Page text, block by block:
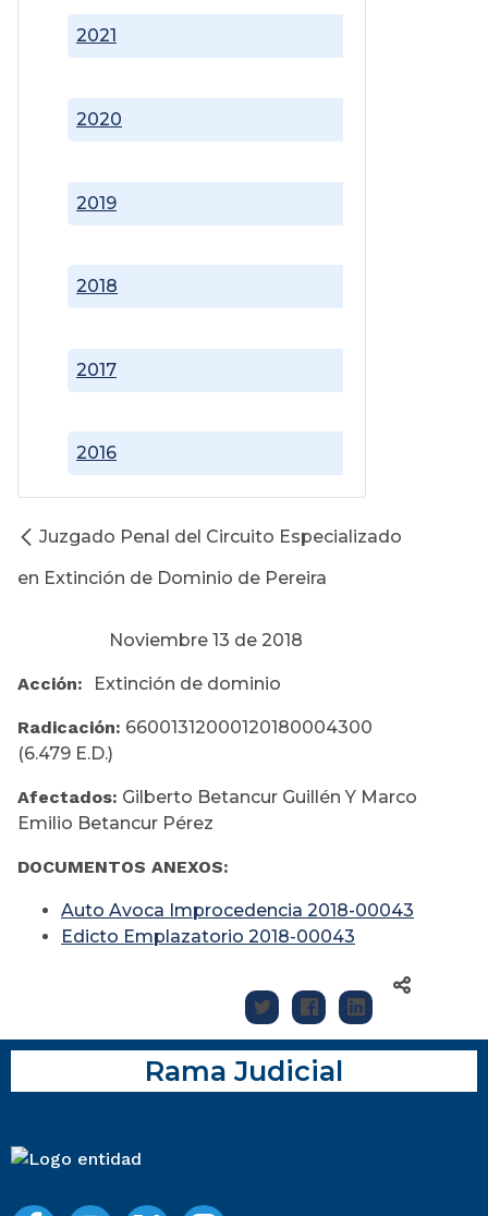
2016
2017
2018
2019
2020
2021
Juzgado Penal del Circuito Especializado
en Extinción de Dominio de Pereira
Noviembre 13 de 2018
Acción: Extinción de dominio
Radicación: 66001312000120180004300
(6.479 E.D.)
Afectados: Gilberto Betancur Guillén Y Marco
Emilio Betancur Pérez
DOCUMENTOS ANEXOS:
Auto Avoca Improcedencia 2018-00043
Edicto Emplazatorio 2018-00043
Rama Judicial